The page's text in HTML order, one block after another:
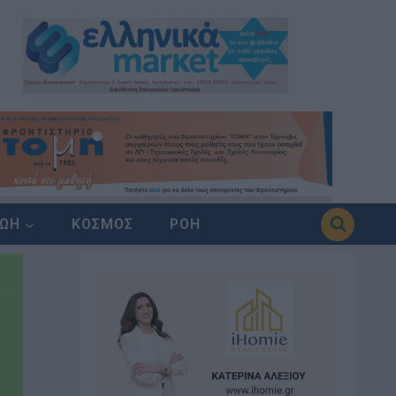
ΚΟΣΜΟΣ ΡΟΗ